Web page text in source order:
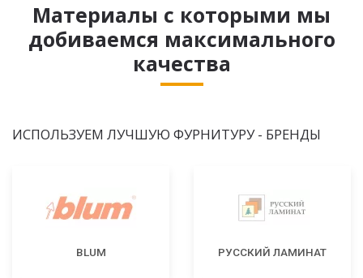
Материалы с которыми мы
добиваемся максимального
качества
ИСПОЛЬЗУЕМ ЛУЧШУЮ ФУРНИТУРУ - БРЕНДЫ
BLUM РУССКИЙ ЛАМИНАТ